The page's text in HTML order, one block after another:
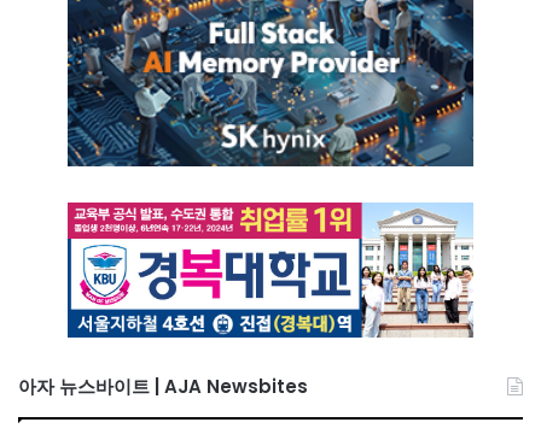
아자 뉴스바이트 | AJA Newsbites